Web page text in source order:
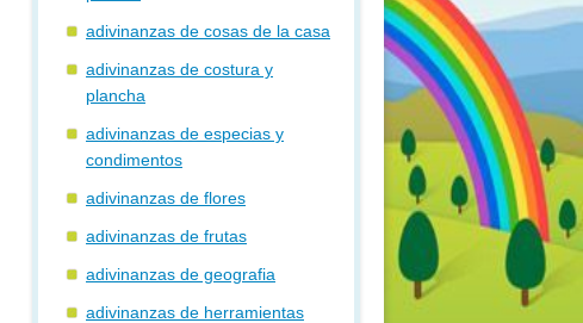
adivinanzas de cosas de la casa
adivinanzas de costura y
plancha
adivinanzas de especias y
condimentos
adivinanzas de flores
adivinanzas de frutas
adivinanzas de geografia
adivinanzas de herramientas